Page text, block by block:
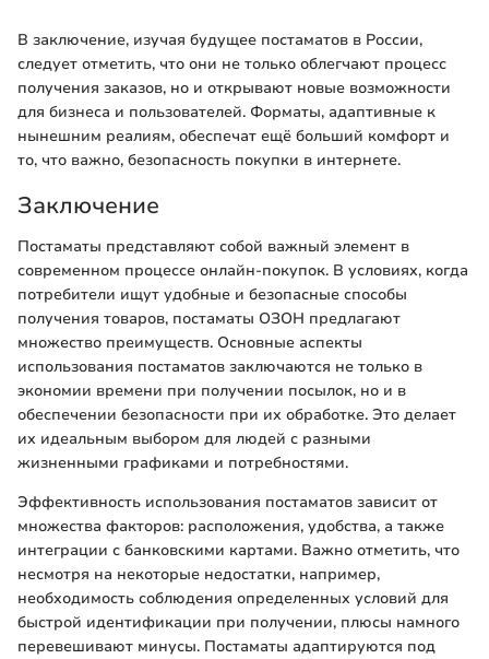
В заключение, изучая будущее постаматов в России,
следует отметить, что они не только облегчают процесс
получения заказов, но и открывают новые возможности
для бизнеса и пользователей. Форматы, адаптивные к
нынешним реалиям, обеспечат ещё больший комфорт и
то, что важно, безопасность покупки в интернете.
Заключение
Постаматы представляют собой важный элемент в
современном процессе онлайн-покупок. В условиях, когда
потребители ищут удобные и безопасные способы
получения товаров, постаматы ОЗОН предлагают
множество преимуществ. Основные аспекты
использования постаматов заключаются не только в
экономии времени при получении посылок, но и в
обеспечении безопасности при их обработке. Это делает
их идеальным выбором для людей с разными
жизненными графиками и потребностями.
Эффективность использования постаматов зависит от
множества факторов: расположения, удобства, а также
интеграции с банковскими картами. Важно отметить, что
несмотря на некоторые недостатки, например,
необходимость соблюдения определенных условий для
быстрой идентификации при получении, плюсы намного
перевешивают минусы. Постаматы адаптируются под